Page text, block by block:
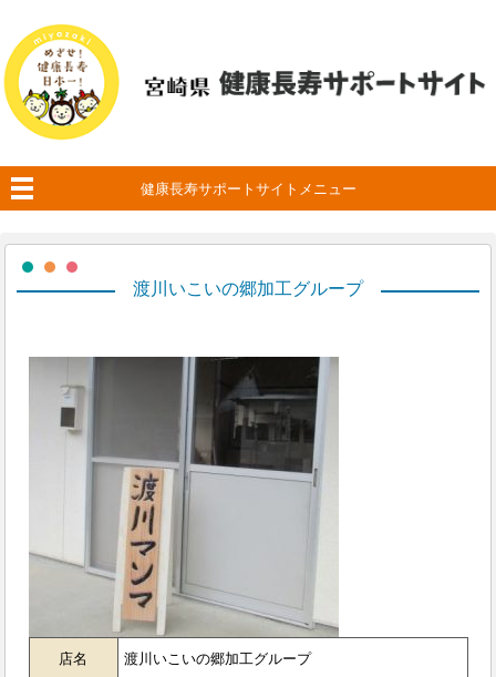
健康長寿サポートサイトメニュー
渡川いこいの郷加工グループ
店名 渡川いこいの郷加工グループ